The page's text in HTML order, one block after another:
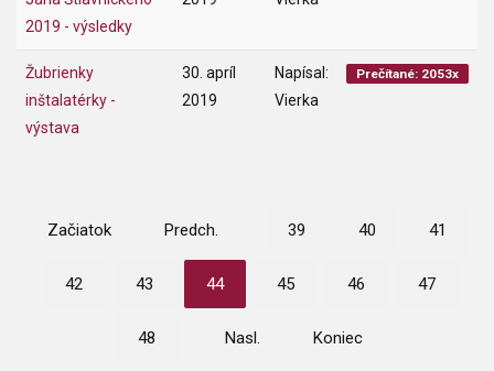
2019 - výsledky
Žubrienky
inštalatérky -
výstava
30. apríl
2019
Napísal:
Vierka
Prečítané: 2053x
Začiatok Predch. 39 40 41
42 43 44 45 46 47
48 Nasl. Koniec